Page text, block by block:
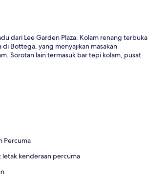
dari Lee Garden Plaza. Kolam renang terbuka
Bottega, yang menyajikan masakan
Sorotan lain termasuk bar tepi kolam, pusat
Percuma
letak kenderaan percuma